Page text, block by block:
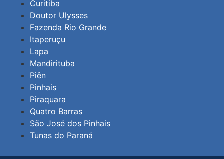
Curitiba
Doutor Ulysses
Fazenda Rio Grande
Itaperuçu
Lapa
Mandirituba
Piên
Pinhais
Piraquara
Quatro Barras
São José dos Pinhais
Tunas do Paraná